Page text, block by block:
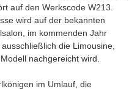
auf den Werkscode W213.
wird auf der bekannten
im kommenden Jahr
die Limousine,
nachgereicht wird.
im Umlauf, die